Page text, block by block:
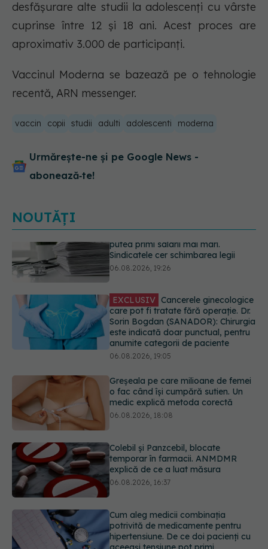
desfăşurare alte studii la adolescenţi cu vârste
cuprinse între 12 şi 18 ani. Acest proces are
aproximativ 3.000 de participanţi.
Vaccinul Moderna se bazează pe o tehnologie
recentă, ARN messenger.
vaccin copii studii adulti adolescenti moderna
Urmărește-ne și pe Google News -
abonează‑te!
NOUTĂȚI
EXCLUSIV Cancerele ginecologice
care pot fi tratate fără operație. Dr.
este indicată doar punctual, pentru
anumite categorii de paciente
06.08.2026, 19:05
Greșeala pe care milioane de femei
o fac când își cumpără sutien. Un
medic explică metoda corectă
Colebil și Panzcebil, blocate
temporar în farmacii. ANMDMR
Cum aleg medicii combinația
potrivită de medicamente pentru
tratamente diferite
06.08.2026, 16:19